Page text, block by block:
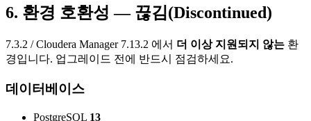
6. 환경 호환성 — 끊김(Discontinued)
7.3.2 / Cloudera Manager 7.13.2 에서 더 이상 지원되지 않는 환
경입니다. 업그레이드 전에 반드시 점검하세요.
데이터베이스
PostgreSQL 13